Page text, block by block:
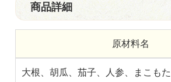
商品詳細
原材料名
大根、胡瓜、茄子、人参、まこも